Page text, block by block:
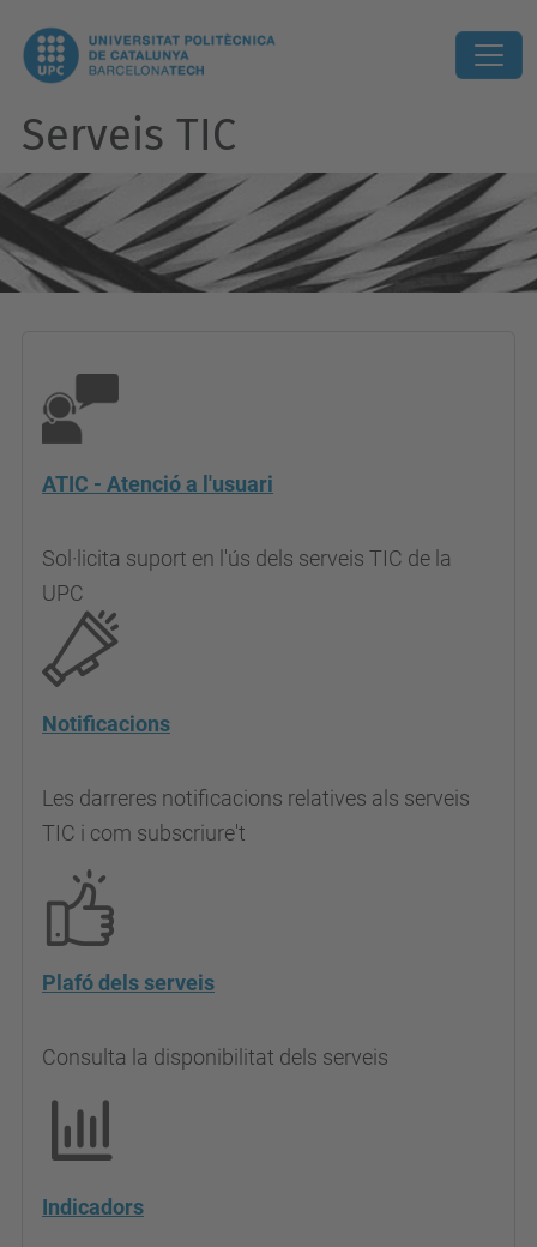
Serveis TIC
ATIC - Atenció a l'usuari
Sol·licita suport en l'ús dels serveis TIC de la
UPC
Notificacions
Les darreres notificacions relatives als serveis
TIC i com subscriure't
Plafó dels serveis
Consulta la disponibilitat dels serveis
Indicadors